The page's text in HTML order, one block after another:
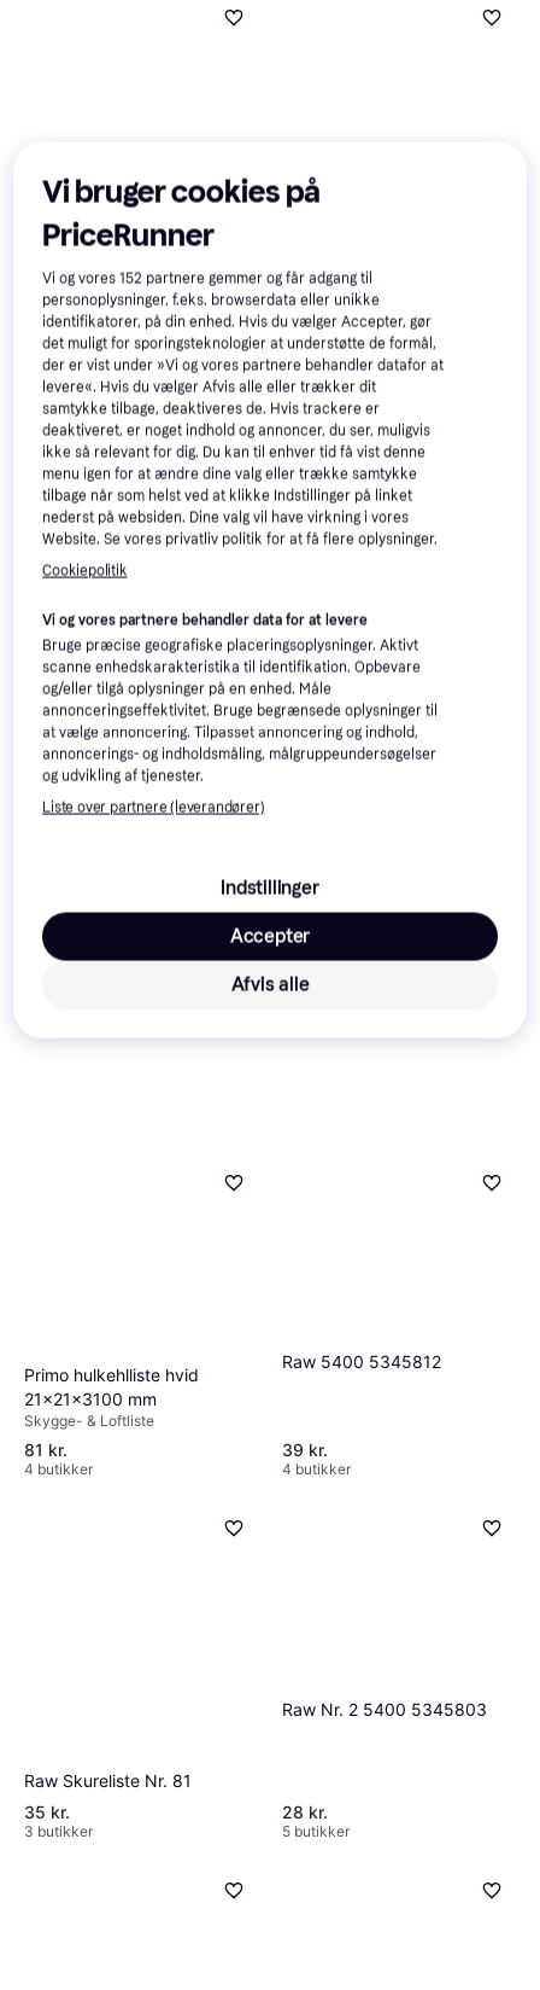
Fibrotech 8400 2109943
22x25x3000mm End Strip
295 kr.
6 butikker
Hornbæk 5343823
41 kr.
5 butikker
Hornbaek Almueliste Fyr Hvid
78 kr.
2 butikker
Original Elegant Natur eg
9411-4471
Overgangsliste
220 kr.
2 butikker
Primo hulkehlliste hvid
21x21x3100 mm
Skygge- & Loftliste
81 kr.
4 butikker
Raw 5400 5345812
39 kr.
4 butikker
Raw Skureliste Nr. 81
35 kr.
3 butikker
Raw Nr. 2 5400 5345803
28 kr.
5 butikker
Vi bruger cookies på
PriceRunner
Vi og vores152 partnere gemmer og får adgang til
personoplysninger, f.eks. browserdata eller unikke
identifikatorer, på din enhed. Hvis du vælger Accepter, gør
det muligt for sporingsteknologier at understøtte de formål,
der er vist under »Vi og vores partnere behandler datafor at
levere«. Hvis du vælger Afvis alle eller trækker dit
samtykke tilbage, deaktiveres de. Hvis trackere er
deaktiveret, er noget indhold og annoncer, du ser, muligvis
ikke så relevant for dig. Du kan til enhver tid få vist denne
menu igen for at ændre dine valg eller trække samtykke
tilbage når som helst ved at klikke Indstillinger på linket
nederst på websiden. Dine valg vil have virkning i vores
Website. Se vores privatliv politik for at få flere oplysninger.
Cookiepolitik
Vi og vores partnere behandler data for at levere
Bruge præcise geografiske placeringsoplysninger. Aktivt
scanne enhedskarakteristika til identifikation. Opbevare
og/eller tilgå oplysninger på en enhed. Måle
annonceringseffektivitet. Bruge begrænsede oplysninger til
at vælge annoncering. Tilpasset annoncering og indhold,
annoncerings- og indholdsmåling, målgruppeundersøgelser
og udvikling af tjenester.
Liste over partnere (leverandører)
Indstillinger
Afvis alle
Accepter